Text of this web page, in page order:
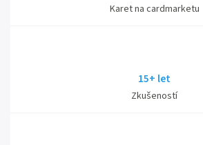
Karet na cardmarketu
15+ let
Zkušeností